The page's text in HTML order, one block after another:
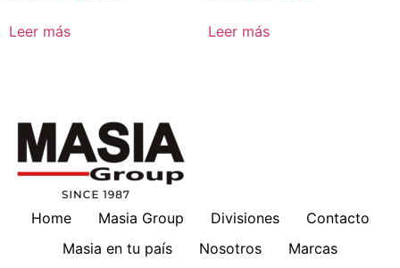
Leer más Leer más
Home Masia Group Divisiones
Contacto
Masia en tu país
Nosotros
Marcas